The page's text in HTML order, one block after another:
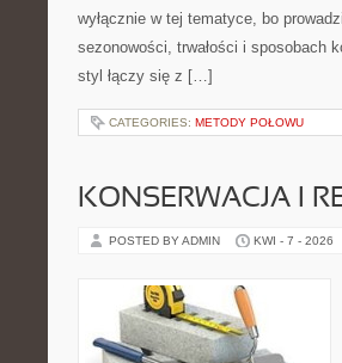
wyłącznie w tej tematyce, bo
sezonowości, trwałości i sposobach
styl łączy się z […]
CATEGORIES: METODY POŁOWU
KONSERWACJA I
POSTED BY ADMIN KWI - 7 - 2026